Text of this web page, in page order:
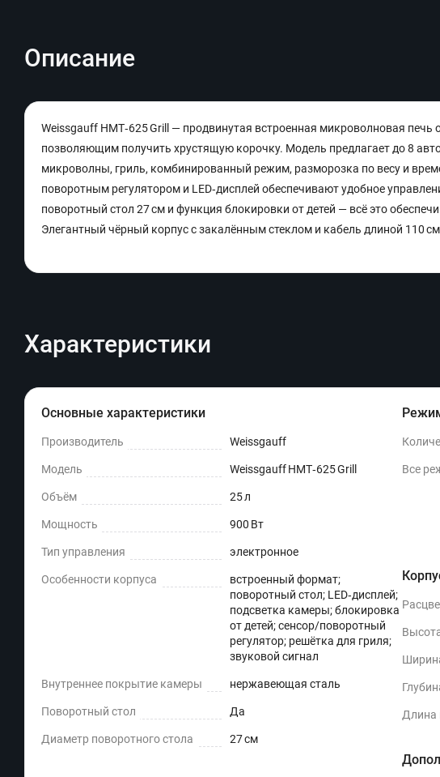
Описание
Weissgauff HMT‑625 Grill — продвинутая встроенная микроволновая
позволяющим получить хрустящую корочку. Модель предлагает до 8
микроволны, гриль, комбинированный режим, разморозка по весу и
поворотным регулятором и LED‑дисплей обеспечивают удобное
поворотный стол 27 см и функция блокировки от детей — всё это
Элегантный чёрный корпус с закалённым стеклом и кабель длиной 110
Характеристики
Основные характеристики
Производитель Weissgauff
Модель Weissgauff HMT‑625 Grill
Объём 25 л
Мощность 900 Вт
Тип управления электронное
Особенности корпуса
встроенный формат;
поворотный стол; LED‑дисплей;
подсветка камеры; блокировка
от детей; сенсор/поворотный
регулятор; решётка для гриля;
звуковой сигнал
Внутреннее покрытие камеры нержавеющая сталь
Поворотный стол Да
Диаметр поворотного стола 27 см
Все
Длина